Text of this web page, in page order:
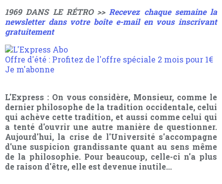
1969 DANS LE RÉTRO >>Recevez chaque semaine la
newsletter dans votre boîte e-mail en vous inscrivant
gratuitement
Offre d'été : Profitez de l'offre spéciale 2 mois pour 1€
Je m'abonne
L'Express : On vous considère, Monsieur, comme le
dernier philosophe de la tradition occidentale, celui
qui achève cette tradition, et aussi comme celui qui
a tenté d'ouvrir une autre manière de questionner.
Aujourd'hui, la crise de l'Université s'accompagne
d'une suspicion grandissante quant au sens même
de la philosophie. Pour beaucoup, celle-ci n'a plus
de raison d'être, elle est devenue inutile...